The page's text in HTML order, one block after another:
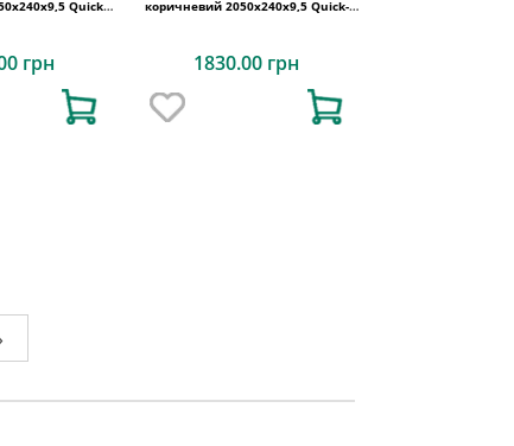
Quick-
грн
коричневий 2050х240x9,5 Quick-
1830.00 грн